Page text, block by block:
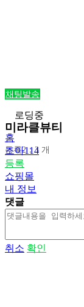
채팅발송
미라클뷰티
등록2：3 개
로딩중
홈
조아114
등록
쇼핑몰
내 정보
댓글
취소 확인